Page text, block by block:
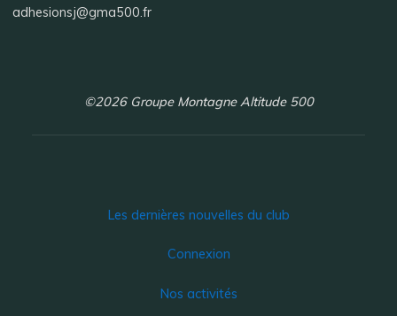
adhesionsj@gma500.fr
©2026 Groupe Montagne Altitude 500
Les dernières nouvelles du club
Connexion
Nos activités